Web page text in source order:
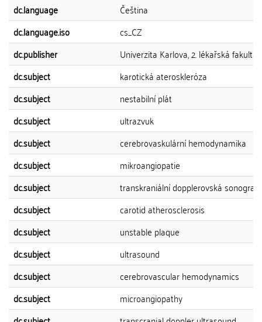
dc.language
Čeština
dc.language.iso
cs_CZ
dc.publisher
Univerzita Karlova, 2. lékařská fakulta
dc.subject
karotická ateroskleróza
dc.subject
nestabilní plát
dc.subject
ultrazvuk
dc.subject
cerebrovaskulární hemodynamika
dc.subject
mikroangiopatie
dc.subject
transkraniální dopplerovská
dc.subject
carotid atherosclerosis
dc.subject
unstable plaque
dc.subject
ultrasound
dc.subject
cerebrovascular hemodynamics
dc.subject
microangiopathy